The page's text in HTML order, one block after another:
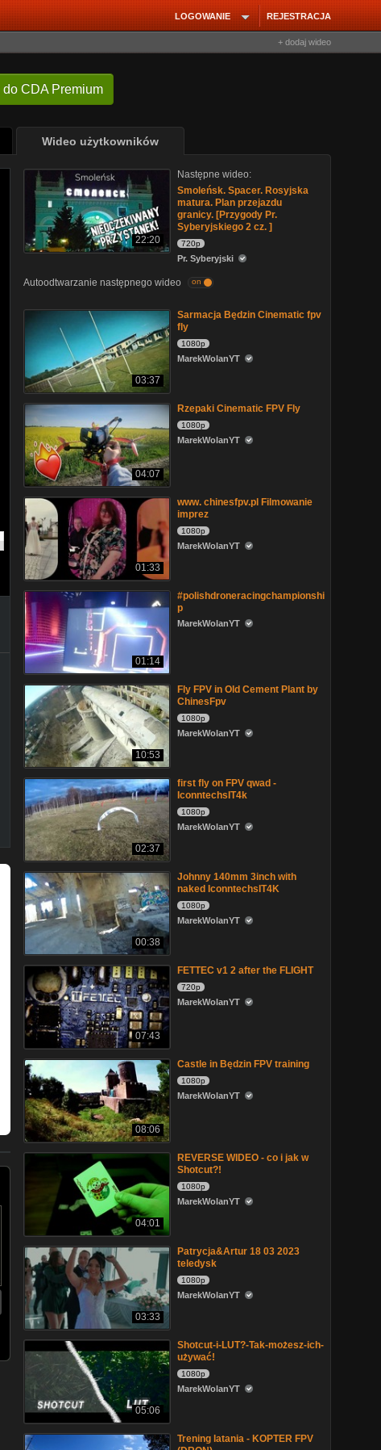
REJESTRACJA
LOGOWANIE
+ dodaj wideo
do CDA Premium
Wideo użytkowników
22:20
Następne wideo:
Smoleńsk. Spacer. Rosyjska
matura. Plan przejazdu
granicy. [Przygody Pr.
Syberyjskiego 2 cz. ]
720p
Pr. Syberyjski
Autoodtwarzanie następnego wideo on
03:37
Sarmacja Będzin Cinematic fpv
fly
1080p
MarekWolanYT
04:07
Rzepaki Cinematic FPV Fly
1080p
MarekWolanYT
01:33
www. chinesfpv.pl Filmowanie
imprez
1080p
MarekWolanYT
01:14
#polishdroneracingchampionshi
p
MarekWolanYT
10:53
Fly FPV in Old Cement Plant by
ChinesFpv
1080p
MarekWolanYT
02:37
first fly on FPV qwad -
IconntechsIT4k
1080p
MarekWolanYT
00:38
Johnny 140mm 3inch with
naked IconntechsIT4K
1080p
MarekWolanYT
07:43
FETTEC v1 2 after the FLIGHT
720p
MarekWolanYT
08:06
Castle in Będzin FPV training
1080p
MarekWolanYT
04:01
REVERSE WIDEO - co i jak w
Shotcut?!
1080p
MarekWolanYT
03:33
Patrycja&Artur 18 03 2023
teledysk
1080p
MarekWolanYT
05:06
Shotcut-i-LUT?-Tak-możesz-ich-
używać!
1080p
MarekWolanYT
Trening latania - KOPTER FPV